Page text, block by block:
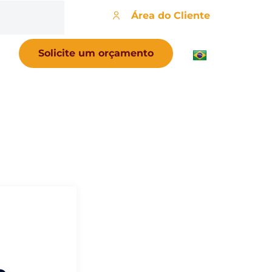
Área do Cliente
Solicite um orçamento